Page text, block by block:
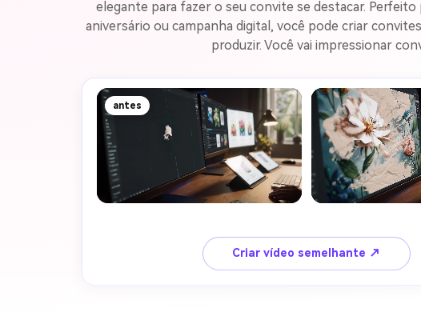
elegante para fazer o seu convite se destacar.
aniversário ou campanha digital, você pode criar
produzir. Você vai impressionar
antes
Criar vídeo semelhante ↗